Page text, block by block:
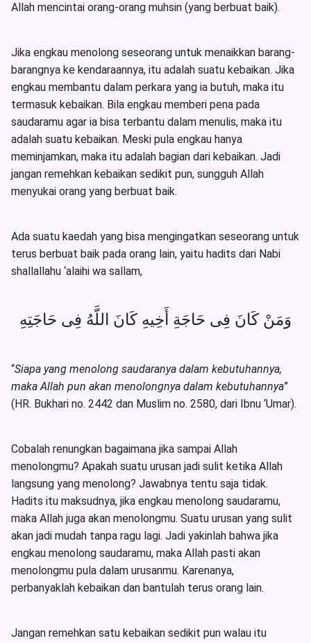
Allah mencintai orang-orang muhsin (yang berbuat baik).
Jika engkau menolong seseorang untuk menaikkan barang-
barangnya ke kendaraannya, itu adalah suatu kebaikan. Jika
engkau membantu dalam perkara yang ia butuh, maka itu
termasuk kebaikan. Bila engkau memberi pena pada
saudaramu agar ia bisa terbantu dalam menulis, maka itu
adalah suatu kebaikan. Meski pula engkau hanya
meminjamkan, maka itu adalah bagian dari kebaikan. Jadi
jangan remehkan kebaikan sedikit pun, sungguh Allah
menyukai orang yang berbuat baik.
Ada suatu kaedah yang bisa mengingatkan seseorang untuk
terus berbuat baik pada orang lain, yaitu hadits dari Nabi
shallallahu ‘alaihi wa sallam,
وَمَنْ كَانَ فِى حَاجَةِ أَخِيهِ كَانَ اللَّهُ فِى حَاجَتِهِ
“Siapa yang menolong saudaranya dalam kebutuhannya,
maka Allah pun akan menolongnya dalam kebutuhannya”
(HR. Bukhari no. 2442 dan Muslim no. 2580, dari Ibnu ‘Umar).
Cobalah renungkan bagaimana jika sampai Allah
menolongmu? Apakah suatu urusan jadi sulit ketika Allah
langsung yang menolong? Jawabnya tentu saja tidak.
Hadits itu maksudnya, jika engkau menolong saudaramu,
maka Allah juga akan menolongmu. Suatu urusan yang sulit
akan jadi mudah tanpa ragu lagi. Jadi yakinlah bahwa jika
engkau menolong saudaramu, maka Allah pasti akan
menolongmu pula dalam urusanmu. Karenanya,
perbanyaklah kebaikan dan bantulah terus orang lain.
Jangan remehkan satu kebaikan sedikit pun walau itu